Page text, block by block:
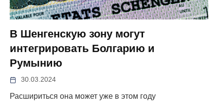
В Шенгенскую зону могут
интегрировать Болгарию и
Румынию
30.03.2024
Расшириться она может уже в этом году